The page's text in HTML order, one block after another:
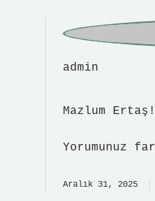
Mazlum Ertaş!
Aralık 31, 2025